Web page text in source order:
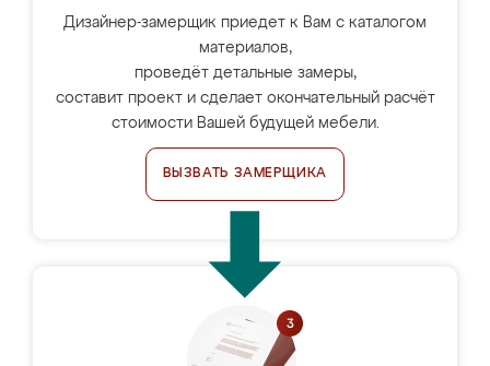
Дизайнер-замерщик приедет к Вам с каталогом
материалов,
проведёт детальные замеры,
составит проект и сделает окончательный расчёт
стоимости Вашей будущей мебели.
ВЫЗВАТЬ ЗАМЕРЩИКА